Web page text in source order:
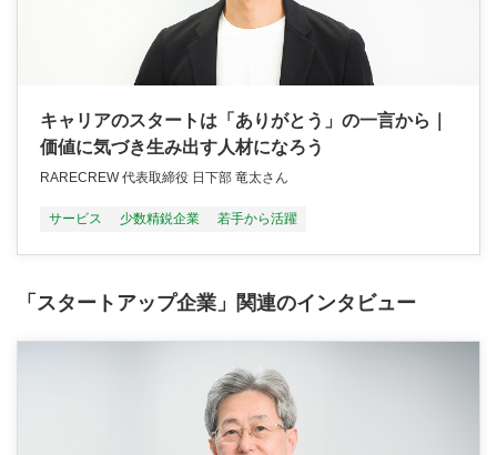
キャリアのスタートは「ありがとう」の一言から｜
価値に気づき生み出す人材になろう
RARECREW 代表取締役 日下部 竜太さん
サービス 少数精鋭企業 若手から活躍
「スタートアップ企業」関連のインタビュー